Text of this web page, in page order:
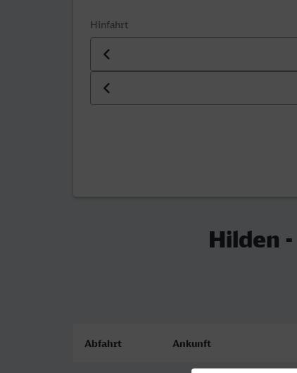
Hinfahrt
Datum der Hinfahrt
Uhrzeit der Hinfahrt
Hilden
Abfahrt Ankunft